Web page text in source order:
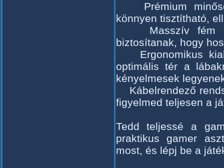
Prémium
könnyen tisztítható,
Masszív fém
biztosítanak, hogy
Ergonomikus
optimális tér a
kényelmesek
Kábelrendező
figyelmed teljesen a
Tedd teljessé a
praktikus gamer
most, és lépj be a